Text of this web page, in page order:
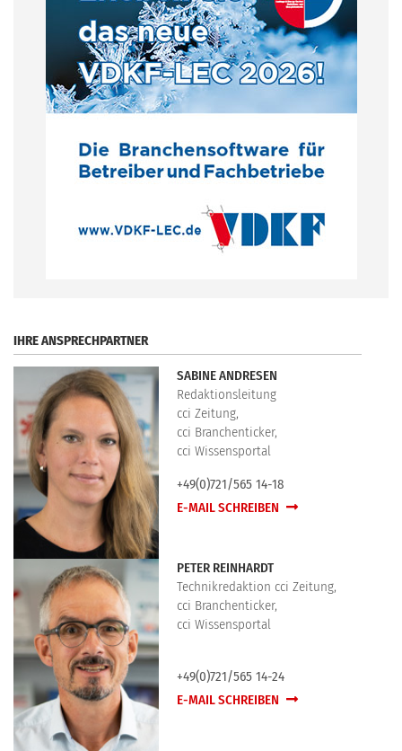
IHRE ANSPRECHPARTNER
SABINE ANDRESEN
Redaktionsleitung
cci Zeitung,
cci Branchenticker,
cci Wissensportal
+49(0)721/565 14-18
E-MAIL SCHREIBEN
PETER REINHARDT
Technikredaktion cci Zeitung,
cci Branchenticker,
cci Wissensportal
+49(0)721/565 14-24
E-MAIL SCHREIBEN